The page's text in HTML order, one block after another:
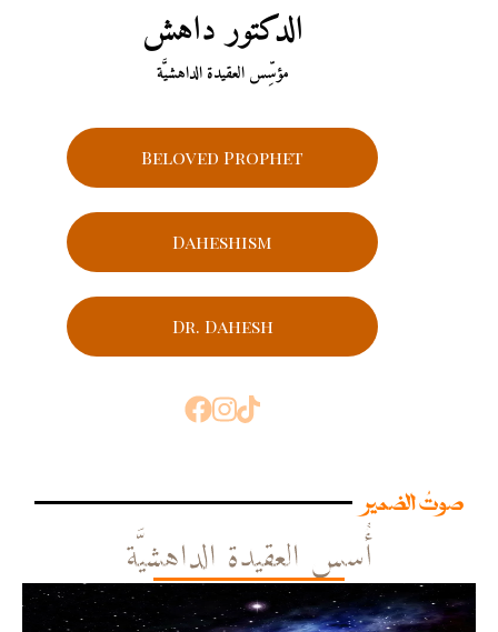
الدكتور داهش
مؤسِّس العقيدة الداهشيَّة
Beloved Prophet
Daheshism
Dr. Dahesh
صوتُ الضمير
أُسس العقيدة الداهشيَّة